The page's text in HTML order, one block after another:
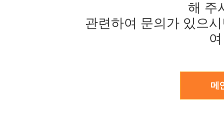
해 주
관련하여 문의가 있으
메